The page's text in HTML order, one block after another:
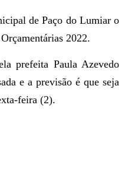
de Paço do Lumiar o
2022.
prefeita Paula Azevedo
e a previsão é que seja
feira (2).